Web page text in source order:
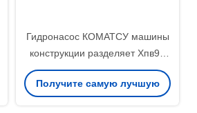
Гидронасос КОМАТСУ машины
конструкции разделяет Хпв95
экскаватор Пк200-6 Пк200-7
Получите самую лучшую